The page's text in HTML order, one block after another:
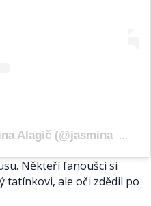
Příspěvek sdílený Jasmina Alagič (@jasmina_alagic)
Někteří fanoušci si
tatínkovi, ale oči zdědil po